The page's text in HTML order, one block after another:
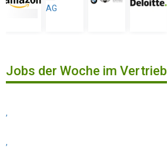
Jobs der Woche im Vertrieb
,
,